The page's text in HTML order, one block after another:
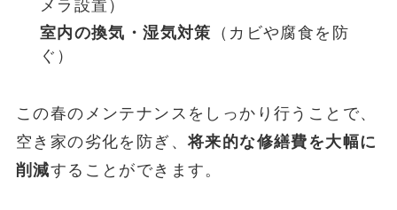
メラ設置）
室内の換気・湿気対策 （カビや腐食を防
ぐ）
この春のメンテナンスをしっかり行うことで、
空き家の劣化を防ぎ、 将来的な修繕費を大幅に
削減することができます。